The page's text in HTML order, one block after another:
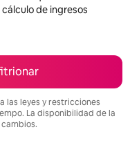
de ingresos
las leyes y restricciones
La disponibilidad de la